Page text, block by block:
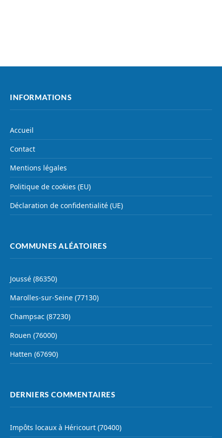
INFORMATIONS
Accueil
Contact
Mentions légales
Politique de cookies (EU)
Déclaration de confidentialité (UE)
COMMUNES ALÉATOIRES
Joussé (86350)
Marolles-sur-Seine (77130)
Champsac (87230)
Rouen (76000)
Hatten (67690)
DERNIERS COMMENTAIRES
Impôts locaux à Héricourt (70400)